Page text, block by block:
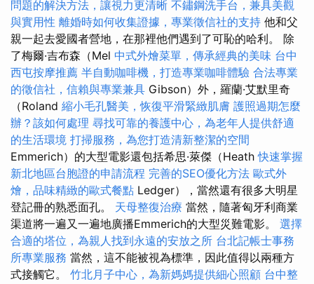
問題的解決方法，讓視力更清晰 不鏽鋼洗手台，兼具美觀
與實用性 離婚時如何收集證據，專業徵信社的支持 他和父
親一起去愛國者營地，在那裡他們遇到了可恥的哈利。 除
了梅爾·吉布森（Mel 中式外燴菜單，傳承經典的美味 台中
西屯按摩推薦 半自動咖啡機，打造專業咖啡體驗 合法專業
的徵信社，信賴與專業兼具 Gibson）外，羅蘭·艾默里奇
（Roland 縮小毛孔醫美，恢復平滑緊緻肌膚 護照過期怎麼
辦？該如何處理 尋找可靠的養護中心，為老年人提供舒適
的生活環境 打掃服務，為您打造清新整潔的空間
Emmerich）的大型電影還包括希思·萊傑（Heath快速掌握
新北地區台胞證的申請流程 完善的SEO優化方法 歐式外
燴，品味精緻的歐式餐點 Ledger），當然還有很多大明星
登記冊的熟悉面孔。 天母整復治療 當然，隨著匈牙利商業
渠道將一遍又一遍地廣播Emmerich的大型災難電影。 選擇
合適的塔位，為親人找到永遠的安放之所 台北記帳士事務
所專業服務 當然，這不能被視為標準，因此值得以兩種方
式接觸它。 竹北月子中心，為新媽媽提供細心照顧 台中整